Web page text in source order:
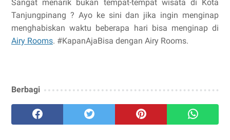
Sangat menarik bukan tempat-tempat wisata di Kota
Tanjungpinang ? Ayo ke sini dan jika ingin menginap
menghabiskan waktu beberapa hari bisa menginap di
Airy Rooms. #KapanAjaBisa dengan Airy Rooms.
Berbagi